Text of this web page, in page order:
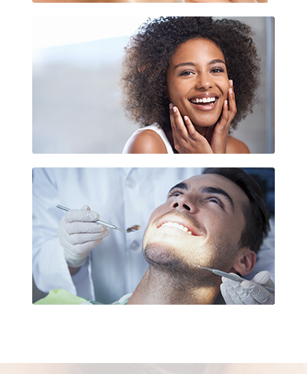
Esthétique dentaire La Défense
Soins des gencives La Défense